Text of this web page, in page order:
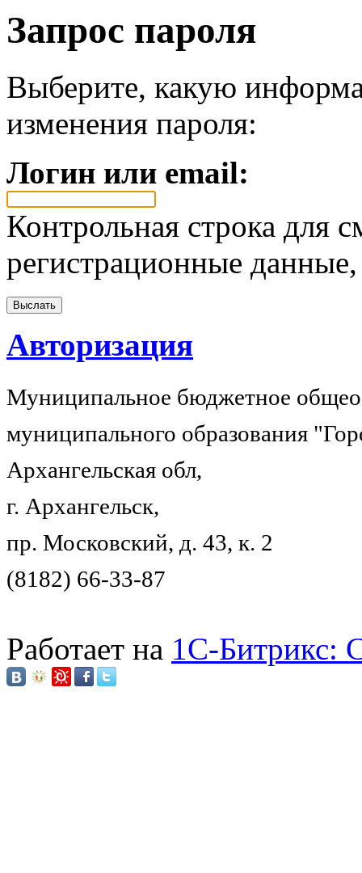
Запрос пароля
Выберите, какую
изменения пароля:
Логин или email:
Контрольная строка для
регистрационные
Авторизация
Муниципальное бюджетное
муниципального образования
Архангельская обл,
г. Архангельск,
пр. Московский, д. 43, к. 2
(8182) 66-33-87
Работает на 1C-Битрикс: